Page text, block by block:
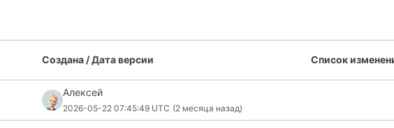
Создана / Дата версии Список
Алексей
2026-05-22 07:45:49 UTC (2 месяца назад)